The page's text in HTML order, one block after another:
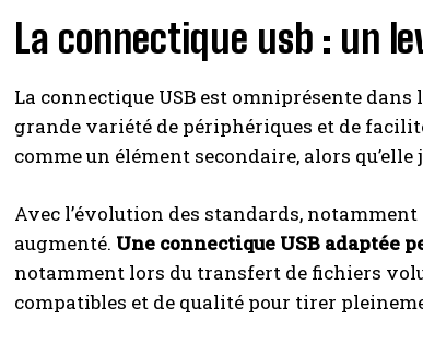
La connectique usb : un
La connectique USB est omniprésente
grande variété de périphériques et de
comme un élément secondaire, alors
Avec l’évolution des standards, notamment
augmenté. Une connectique USB adaptée
notamment lors du transfert de fichiers
compatibles et de qualité pour tirer